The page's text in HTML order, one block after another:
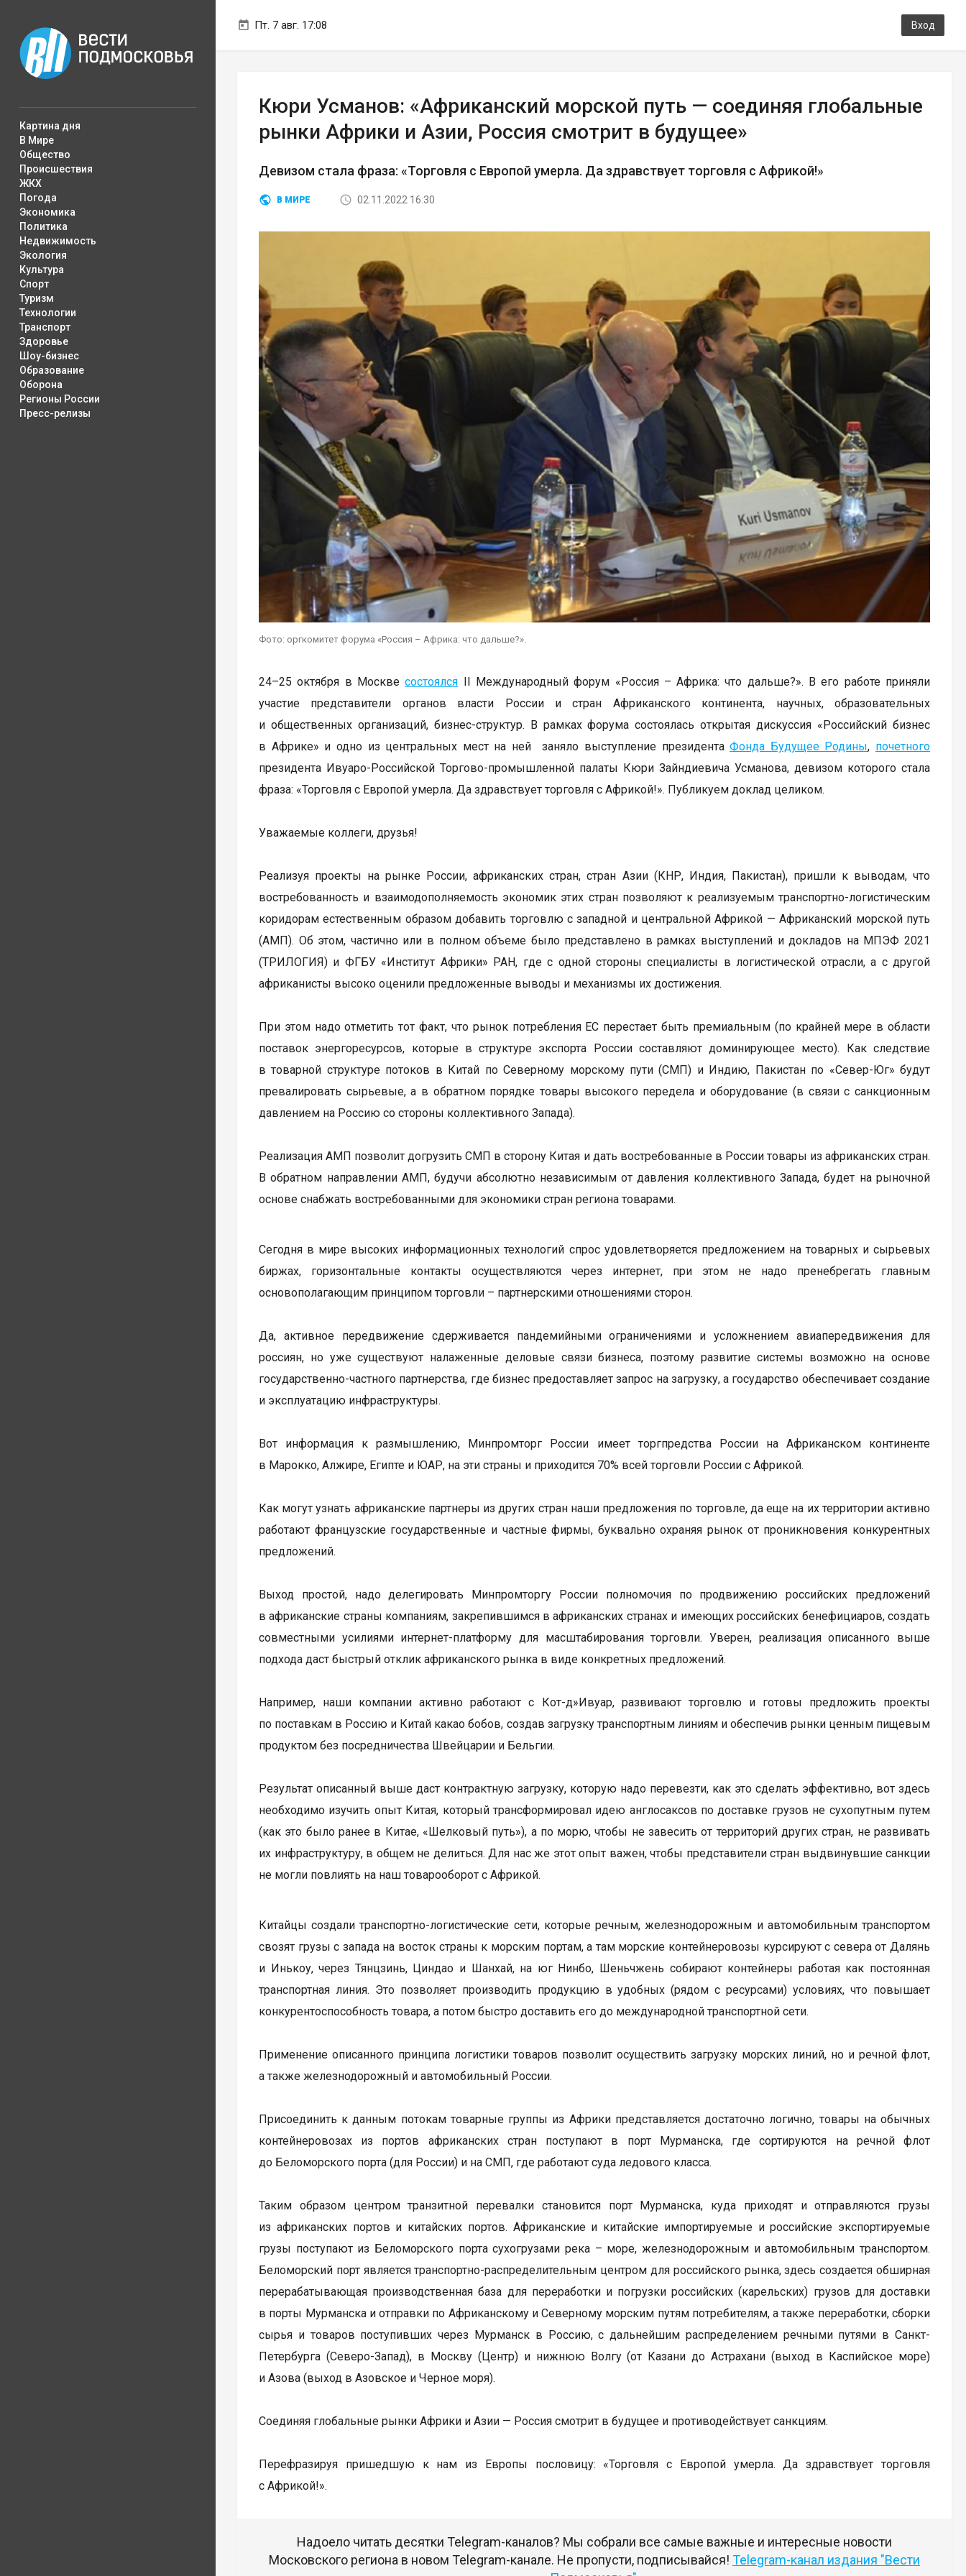
Пт. 7 авг. 17:08 Вход
Картина дня
В Мире
Общество
Происшествия
ЖКХ
Погода
Экономика
Политика
Недвижимость
Экология
Культура
Спорт
Туризм
Технологии
Транспорт
Здоровье
Шоу-бизнес
Образование
Оборона
Регионы России
Пресс-релизы
Кюри Усманов: «Африканский морской путь — соединяя глобальные
рынки Африки и Азии, Россия смотрит в будущее»
Девизом стала фраза: «Торговля с Европой умерла. Да здравствует торговля с Африкой!»
В МИРЕ 02.11.2022 16:30
Фото: оргкомитет форума «Россия – Африка: что дальше?».
24–25 октября в Москвесостоялся II Международный форум «Россия – Африка: что дальше?». В его работе приняли
участие представители органов власти России и стран Африканского континента, научных, образовательных
и общественных организаций, бизнес-структур. В рамках форума состоялась открытая дискуссия «Российский бизнес
в Африке» и одно из центральных мест на ней заняло выступление президентаФонда Будущее Родины, почетного
президента Ивуаро-Российской Торгово-промышленной палаты Кюри Зайндиевича Усманова, девизом которого стала
фраза: «Торговля с Европой умерла. Да здравствует торговля с Африкой!». Публикуем доклад целиком.
Уважаемые коллеги, друзья!
Реализуя проекты на рынке России, африканских стран, стран Азии (КНР, Индия, Пакистан), пришли к выводам, что
востребованность и взаимодополняемость экономик этих стран позволяют к реализуемым транспортно-логистическим
коридорам естественным образом добавить торговлю с западной и центральной Африкой — Африканский морской путь
(АМП). Об этом, частично или в полном объеме было представлено в рамках выступлений и докладов на МПЭФ 2021
(ТРИЛОГИЯ) и ФГБУ «Институт Африки» РАН, где с одной стороны специалисты в логистической отрасли, а с другой
африканисты высоко оценили предложенные выводы и механизмы их достижения.
При этом надо отметить тот факт, что рынок потребления ЕС перестает быть премиальным (по крайней мере в области
поставок энергоресурсов, которые в структуре экспорта России составляют доминирующее место). Как следствие
в товарной структуре потоков в Китай по Северному морскому пути (СМП) и Индию, Пакистан по «Север-Юг» будут
превалировать сырьевые, а в обратном порядке товары высокого передела и оборудование (в связи с санкционным
давлением на Россию со стороны коллективного Запада).
Реализация АМП позволит догрузить СМП в сторону Китая и дать востребованные в России товары из африканских стран.
В обратном направлении АМП, будучи абсолютно независимым от давления коллективного Запада, будет на рыночной
основе снабжать востребованными для экономики стран региона товарами.
Сегодня в мире высоких информационных технологий спрос удовлетворяется предложением на товарных и сырьевых
биржах, горизонтальные контакты осуществляются через интернет, при этом не надо пренебрегать главным
основополагающим принципом торговли – партнерскими отношениями сторон.
Да, активное передвижение сдерживается пандемийными ограничениями и усложнением авиапередвижения для
россиян, но уже существуют налаженные деловые связи бизнеса, поэтому развитие системы возможно на основе
государственно-частного партнерства, где бизнес предоставляет запрос на загрузку, а государство обеспечивает создание
и эксплуатацию инфраструктуры.
Вот информация к размышлению, Минпромторг России имеет торгпредства России на Африканском континенте
в Марокко, Алжире, Египте и ЮАР, на эти страны и приходится 70% всей торговли России с Африкой.
Как могут узнать африканские партнеры из других стран наши предложения по торговле, да еще на их территории активно
работают французские государственные и частные фирмы, буквально охраняя рынок от проникновения конкурентных
предложений.
Выход простой, надо делегировать Минпромторгу России полномочия по продвижению российских предложений
в африканские страны компаниям, закрепившимся в африканских странах и имеющих российских бенефициаров, создать
совместными усилиями интернет-платформу для масштабирования торговли. Уверен, реализация описанного выше
подхода даст быстрый отклик африканского рынка в виде конкретных предложений.
Например, наши компании активно работают с Кот-д»Ивуар, развивают торговлю и готовы предложить проекты
по поставкам в Россию и Китай какао бобов, создав загрузку транспортным линиям и обеспечив рынки ценным пищевым
продуктом без посредничества Швейцарии и Бельгии.
Результат описанный выше даст контрактную загрузку, которую надо перевезти, как это сделать эффективно, вот здесь
необходимо изучить опыт Китая, который трансформировал идею англосаксов по доставке грузов не сухопутным путем
(как это было ранее в Китае, «Шелковый путь»), а по морю, чтобы не завесить от территорий других стран, не развивать
их инфраструктуру, в общем не делиться. Для нас же этот опыт важен, чтобы представители стран выдвинувшие санкции
не могли повлиять на наш товарооборот с Африкой.
Китайцы создали транспортно-логистические сети, которые речным, железнодорожным и автомобильным транспортом
свозят грузы с запада на восток страны к морским портам, а там морские контейнеровозы курсируют с севера от Далянь
и Инькоу, через Тянцзинь, Циндао и Шанхай, на юг Нинбо, Шеньчжень собирают контейнеры работая как постоянная
транспортная линия. Это позволяет производить продукцию в удобных (рядом с ресурсами) условиях, что повышает
конкурентоспособность товара, а потом быстро доставить его до международной транспортной сети.
Применение описанного принципа логистики товаров позволит осуществить загрузку морских линий, но и речной флот,
а также железнодорожный и автомобильный России.
Присоединить к данным потокам товарные группы из Африки представляется достаточно логично, товары на обычных
контейнеровозах из портов африканских стран поступают в порт Мурманска, где сортируются на речной флот
до Беломорского порта (для России) и на СМП, где работают суда ледового класса.
Таким образом центром транзитной перевалки становится порт Мурманска, куда приходят и отправляются грузы
из африканских портов и китайских портов. Африканские и китайские импортируемые и российские экспортируемые
грузы поступают из Беломорского порта сухогрузами река – море, железнодорожным и автомобильным транспортом.
Беломорский порт является транспортно-распределительным центром для российского рынка, здесь создается обширная
перерабатывающая производственная база для переработки и погрузки российских (карельских) грузов для доставки
в порты Мурманска и отправки по Африканскому и Северному морским путям потребителям, а также переработки, сборки
сырья и товаров поступивших через Мурманск в Россию, с дальнейшим распределением речными путями в Санкт-
Петербурга (Северо-Запад), в Москву (Центр) и нижнюю Волгу (от Казани до Астрахани (выход в Каспийское море)
и Азова (выход в Азовское и Черное моря).
Соединяя глобальные рынки Африки и Азии — Россия смотрит в будущее и противодействует санкциям.
Перефразируя пришедшую к нам из Европы пословицу: «Торговля с Европой умерла. Да здравствует торговля
с Африкой!».
Надоело читать десятки Telegram-каналов? Мы собрали все самые важные и интересные новости
Московского региона в новом Telegram-канале. Не пропусти, подписывайся! Telegram-канал издания "Вести